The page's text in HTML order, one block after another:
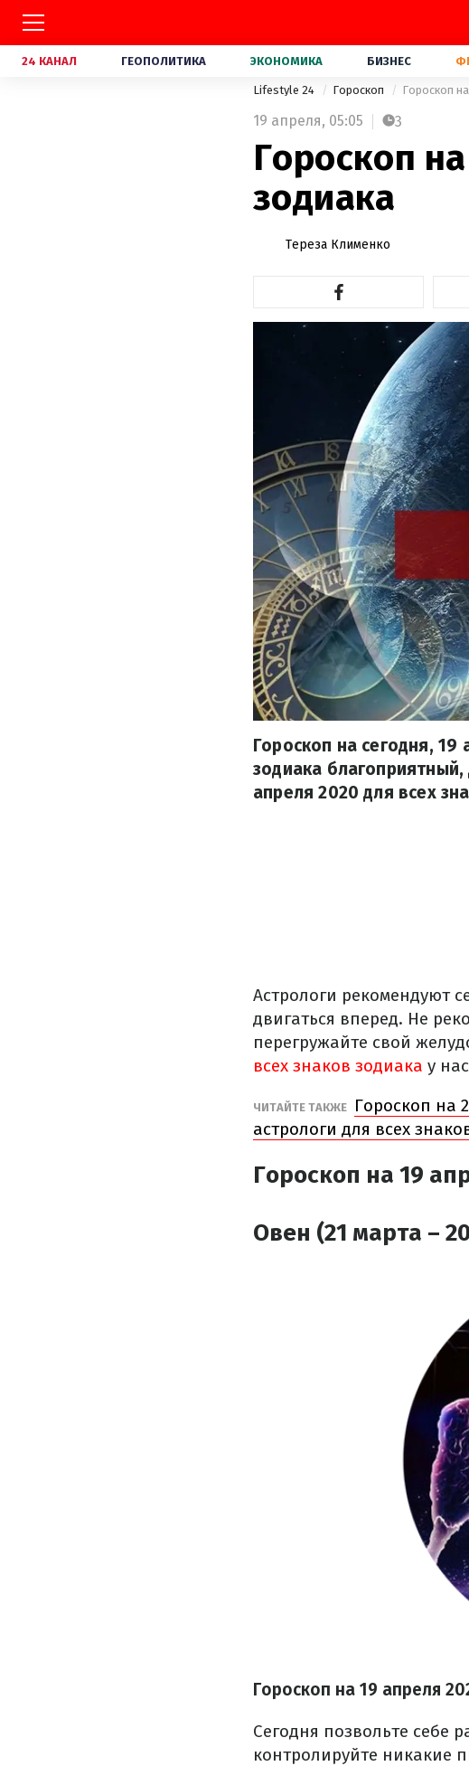
24 КАНАЛ ГЕОПОЛИТИКА ЭКОНОМИКА БИЗНЕС
Lifestyle 24 Гороскоп Гороскоп
19 апреля, 05:05 3
Гороскоп
зодиака
Тереза Клименко
Гороскоп на сегодня, 19
зодиака
апреля 2020 для всех
Астрологи рекомендуют
двигаться вперед. Не
перегружайте свой
всех знаков зодиака у
ЧИТАЙТЕ ТАКЖЕ
Гороскоп на
астрологи для всех
Гороскоп на 19
Овен (21 марта –
Гороскоп на 19 апреля
Сегодня позвольте себе
контролируйте никакие